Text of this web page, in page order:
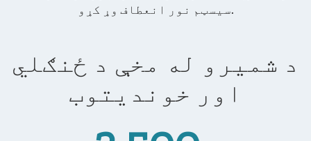
سیسټم نور انعطاف وړ کړو.
د شمیرو له مخې د ځنګلي
اور خوندیتوب